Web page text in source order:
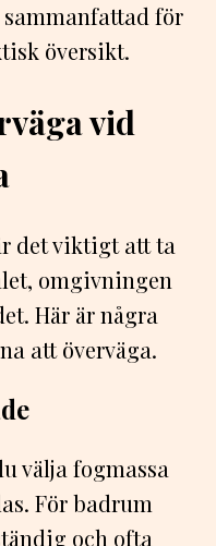
för
översikt.
vid
det viktigt att ta
omgivningen
Här är några
att överväga.
välja fogmassa
För badrum
och ofta